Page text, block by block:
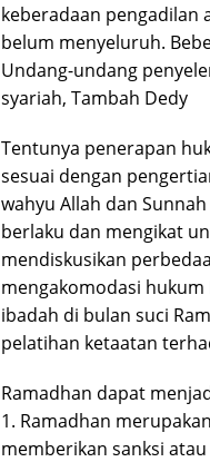
keberadaan pengadilan
belum menyeluruh.
Undang-undang
syariah, Tambah Dedy
Tentunya penerapan
sesuai dengan
wahyu Allah dan
berlaku dan mengikat
mendiskusikan
mengakomodasi
ibadah di bulan suci
pelatihan ketaatan
Ramadhan dapat
1. Ramadhan
memberikan sanksi